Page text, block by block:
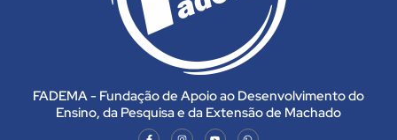
FADEMA - Fundação de Apoio ao Desenvolvimento do
Ensino, da Pesquisa e da Extensão de Machado